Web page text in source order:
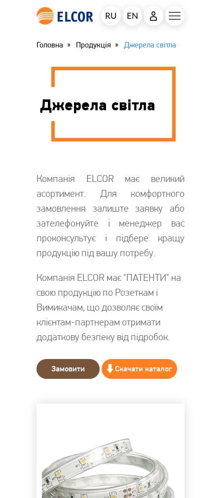
EN
RU
Головна Продукція Джерела світла
Джерела світла
Компанія ELCOR має великий
асортимент. Для комфортного
замовлення залиште заявку або
зателефонуйте і менеджер вас
проконсультує і підбере кращу
продукцію під вашу потребу.
Компанія ELCOR має "ПАТЕНТИ" на
свою продукцію по Розеткам і
Вимикачам, що дозволяє своїм
клієнтам-партнерам отримати
додаткову безпеку від підробок.
Замовити Скачати каталог